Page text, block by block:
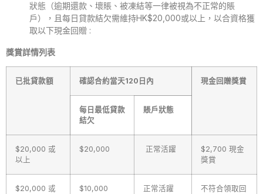
狀態（逾期還款、壞賬、被凍結等一律被視為不正常的賬
戶），且每日貸款結欠需維持HK$20,000或以上，以合資格獲
取以下現金回贈 :
獎賞詳情列表
已批貸款額 確認合約當天120日內 現金回贈獎賞
每日最低貸款
結欠
賬戶狀態
$20,000 或
以上
$20,000 正常活躍
$2,700 現金
獎賞
$20,000 或
$10,000 正常活躍
不符合領取回